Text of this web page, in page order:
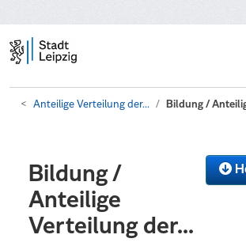
Anteilige Verteilung der... Bildung /
Bildung /
Anteilige
Verteilung der...